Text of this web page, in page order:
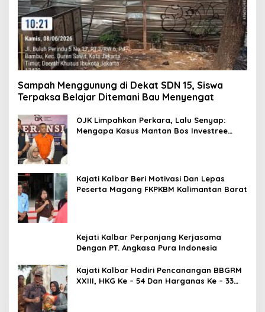
Sampah Menggunung di Dekat SDN 15, Siswa
Terpaksa Belajar Ditemani Bau Menyengat
OJK Limpahkan Perkara, Lalu Senyap:
Mengapa Kasus Mantan Bos Investree
Kajati Kalbar Beri Motivasi Dan Lepas
Peserta Magang FKPKBM Kalimantan Barat
Kejati Kalbar Perpanjang Kerjasama
Dengan PT. Angkasa Pura Indonesia
Kajati Kalbar Hadiri Pencanangan BBGRM
XXIII, HKG Ke – 54 Dan Harganas Ke – 33